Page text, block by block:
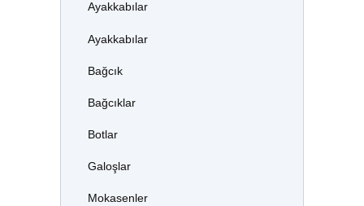
Ayakkabılar
Ayakkabılar
Bağcık
Bağcıklar
Botlar
Galoşlar
Mokasenler